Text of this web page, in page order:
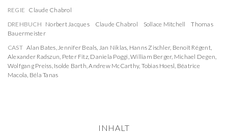
REGIE Claude Chabrol
DREHBUCH Norbert Jacques Claude Chabrol Sollace Mitchell
Thomas
Bauermeister
CAST Alan Bates,Jennifer Beals, Jan Niklas, Hanns Zischler, Benoît Régent,
Alexander Radszun, Peter Fitz, Daniela Poggi,William Berger, Michael Degen,
Wolfgang Preiss, Isolde Barth,Andrew McCarthy, Tobias Hoesl, Béatrice
Macola, Béla Tanas
INHALT